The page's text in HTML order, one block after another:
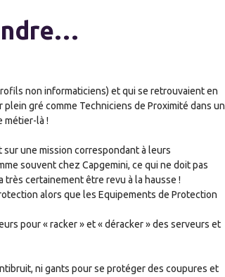
non informaticiens) et qui se retrouvaient en
gré comme Techniciens de Proximité dans un
métier-là !
une mission correspondant à leurs
souvent chez Capgemini, ce qui ne doit pas
très certainement être revu à la hausse !
alors que les Equipements de Protection
pour « racker » et « déracker » des serveurs et
ni gants pour se protéger des coupures et